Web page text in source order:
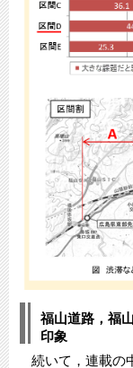
福山道路，福
印象
続いて，連載の